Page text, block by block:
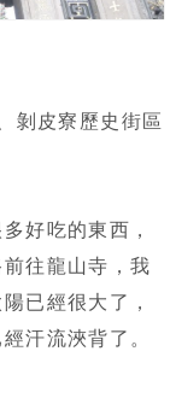
剝皮寮歷史街區
好吃的東西，
往龍山寺，我
已經很大了，
汗流浹背了。